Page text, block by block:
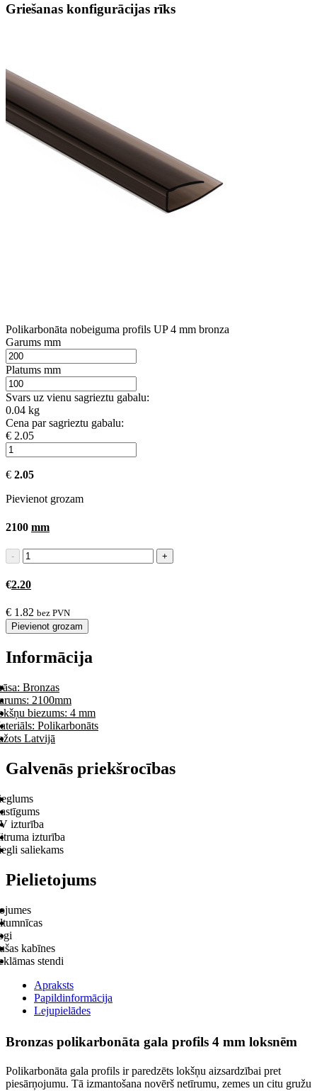
Griešanas konfigurācijas rīks
Polikarbonāta nobeiguma profils UP 4 mm bronza
Garums mm
Platums mm
Svars uz vienu sagrieztu gabalu:
0.04 kg
Cena par sagrieztu gabalu:
€ 2.05
€ 2.05
Pievienot grozam
2100 mm
€2.20
€ 1.82 bez PVN
Pievienot grozam
Informācija
Bronzas
2100mm
biezums: 4 mm
Polikarbonāts
Latvijā
Galvenās priekšrocības
izturība
izturība
saliekams
Pielietojums
kabīnes
stendi
Apraksts
Papildinformācija
Lejupielādes
Bronzas polikarbonāta gala profils 4 mm loksnēm
Polikarbonāta gala profils ir paredzēts lokšņu aizsardzībai pret
piesārņojumu. Tā izmantošana novērš netīrumu, zemes un citu gružu